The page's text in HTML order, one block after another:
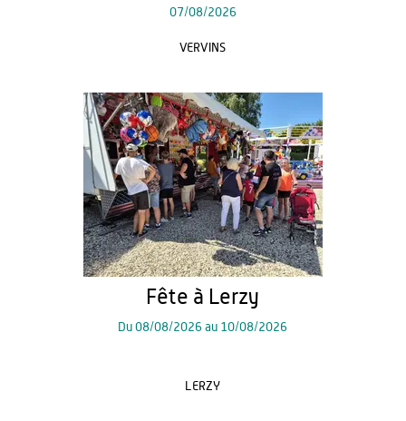
07/08/2026
VERVINS
Fête à Lerzy
Du08/08/2026 au 10/08/2026
LERZY